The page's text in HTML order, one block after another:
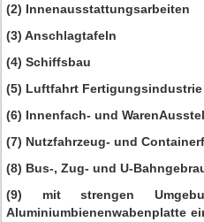
(2) Innenausstattungsarbeiten
(3) Anschlagtafeln
(4) Schiffsbau
(5) Luftfahrt Fertigungsindustrie
(6) Innenfach- und
(7) Nutzfahrzeug- und
(8) Bus-, Zug- und U-
(9) mit strengen
Aluminiumbienenwabenplatte